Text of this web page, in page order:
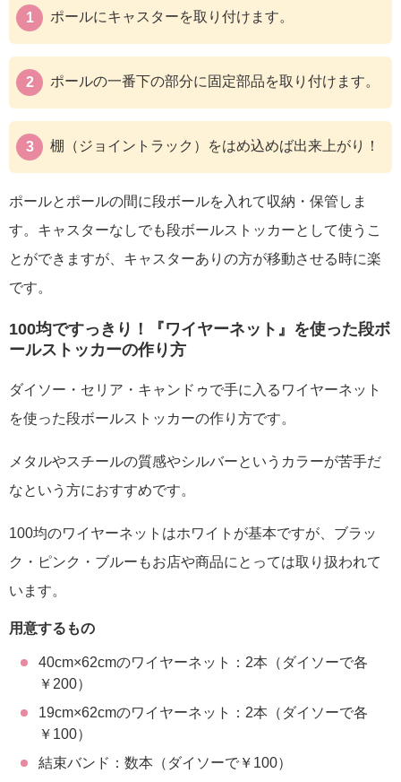
ポールにキャスターを取り付けます。
ポールの一番下の部分に固定部品を取り付けます。
棚（ジョイントラック）をはめ込めば出来上がり！
ポールとポールの間に段ボールを入れて収納・保管しま
す。キャスターなしでも段ボールストッカーとして使うこ
とができますが、キャスターありの方が移動させる時に楽
です。
100均ですっきり！『ワイヤーネット』を使った段ボ
ールストッカーの作り方
ダイソー・セリア・キャンドゥで手に入るワイヤーネット
を使った段ボールストッカーの作り方です。
メタルやスチールの質感やシルバーというカラーが苦手だ
なという方におすすめです。
100均のワイヤーネットはホワイトが基本ですが、ブラッ
ク・ピンク・ブルーもお店や商品にとっては取り扱われて
います。
用意するもの
40cm×62cmのワイヤーネット：2本（ダイソーで各
￥200）
19cm×62cmのワイヤーネット：2本（ダイソーで各
￥100）
結束バンド：数本（ダイソーで￥100）